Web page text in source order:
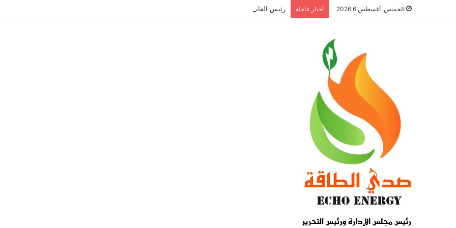
الخميس, أغسطس 6 2026 أخبار عاجلة رئيس القابضة للبتروكيماويات يتفقد مصنع ووتك لإنتاج الواح MDF الخشبية من قش الأرز